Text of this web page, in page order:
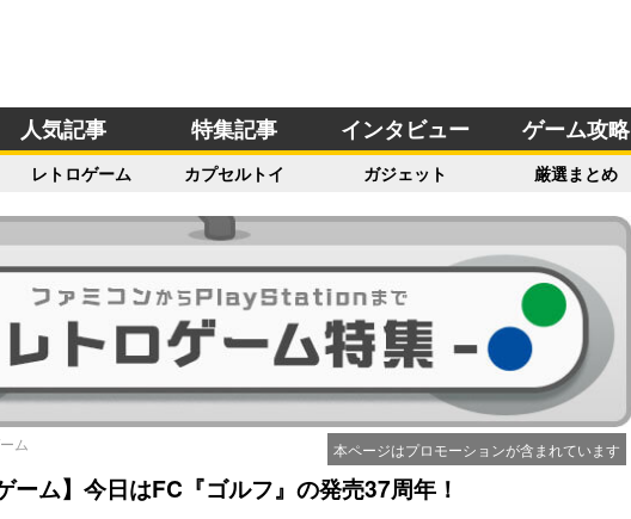
人気記事 特集記事 インタビュー ゲーム攻略
レトロゲーム カプセルトイ ガジェット 厳選まとめ
本ページはプロモーションが含まれています
ム
ーム】今日はFC『ゴルフ』の発売37周年！